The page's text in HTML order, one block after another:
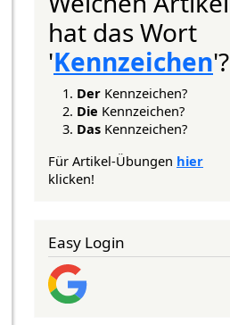
hat das Wort
'Kennzeichen'?
Der Kennzeichen?
Die Kennzeichen?
Das Kennzeichen?
Für Artikel-Übungen hier
klicken!
Easy Login